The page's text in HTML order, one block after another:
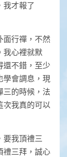
我才報了
面行禪，不然
我心裡就默
還不錯，至少
學會調息，現
三的時候，法
次我真的可以
要我頂禮三
禮三拜，誠心